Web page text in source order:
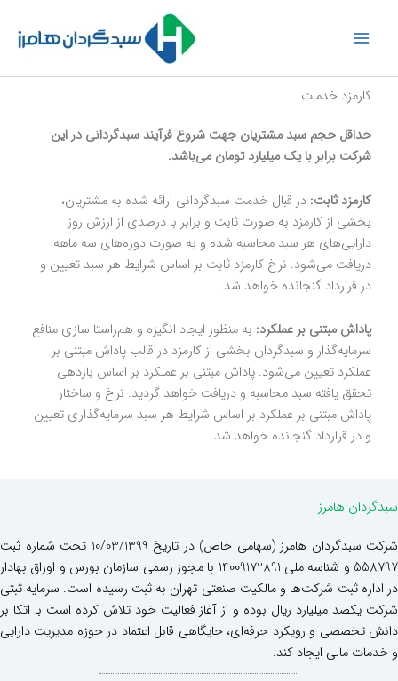
کارمزد خدمات
حداقل حجم سبد مشتریان جهت شروع فرآیند سبدگردانی در این
شرکت برابر با یک میلیارد تومان می‌باشد.
کارمزد ثابت: در قبال خدمت سبدگردانی ارائه شده به مشتریان،
بخشی از کارمزد به صورت ثابت و برابر با درصدی از ارزش روز
دارایی‌های هر سبد محاسبه شده و به صورت دوره‌های سه ماهه
دریافت می‌شود. نرخ کارمزد ثابت بر اساس شرایط هر سبد تعیین و
در قرارداد گنجانده خواهد شد.
پاداش مبتنی بر عملکرد: به منظور ایجاد انگیزه و هم‌راستا سازی منافع
سرمایه‌گذار و سبدگردان بخشی از کارمزد در قالب پاداش مبتنی بر
عملکرد تعیین می‌شود. پاداش مبتنی بر عملکرد بر اساس بازدهی
تحقق یافته سبد محاسبه و دریافت خواهد گردید. نرخ و ساختار
پاداش مبتنی بر عملکرد بر اساس شرایط هر سبد سرمایه‌گذاری تعیین
و در قرارداد گنجانده خواهد شد.
سبدگردان هامرز
شرکت سبدگردان هامرز (سهامی خاص) در تاریخ 10/03/1399 تحت شماره ثبت
558797 و شناسه ملی 14009172891 با مجوز رسمی سازمان بورس و اوراق بهادار
در اداره ثبت شرکت‌ها و مالکیت صنعتی تهران به ثبت رسیده است. سرمایه ثبتی
شرکت یکصد میلیارد ریال بوده و از آغاز فعالیت خود تلاش کرده است با اتکا بر
دانش تخصصی و رویکرد حرفه‌ای، جایگاهی قابل اعتماد در حوزه مدیریت دارایی
و خدمات مالی ایجاد کند.